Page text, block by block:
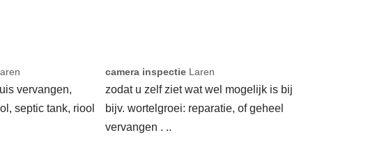
vervangen,
septic tank, riool
camera inspectie Laren
zodat u zelf ziet wat wel mogelijk is bij
bijv. wortelgroei: reparatie, of geheel
vervangen . ..